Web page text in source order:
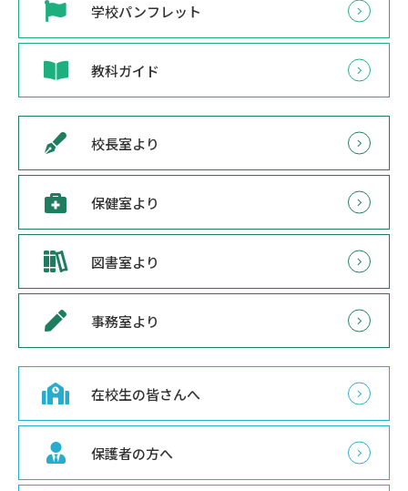
学校パンフレット
教科ガイド
校長室より
保健室より
図書室より
事務室より
在校生の皆さんへ
保護者の方へ